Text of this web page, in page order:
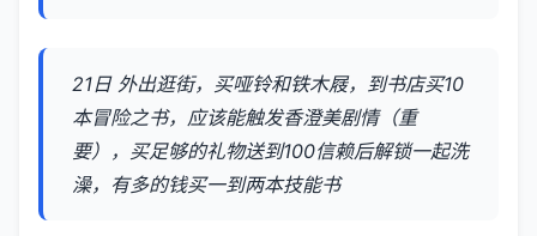
21日 外出逛街，买哑铃和铁木屐，到书店买10
本冒险之书，应该能触发香澄美剧情（重
要），买足够的礼物送到100信赖后解锁一起洗
澡，有多的钱买一到两本技能书